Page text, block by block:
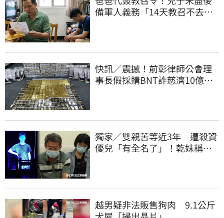
備軍人義務「14天教召不去」
快訊／震撼！前彰律師公會理
事長假採購BNT詐慈濟10億、
獨家／雙親苦等近3年 遭殺資
優兒「有全名了」！乾妹稱賠
越男疑非法販售狗肉 9.1公斤